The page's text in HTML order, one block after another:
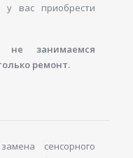
у вас приобрести
занимаемся
ремонт.
сенсорного